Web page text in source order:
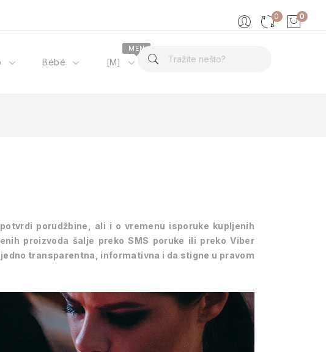
0
0
Bébé [M]
MEN
O nama
porudžbine, ali i o vremenu isporuke kupljenih
proizvoda šalje preko SMS poruke ili preko Viber
transparentna, informativna i da stigne u pravom